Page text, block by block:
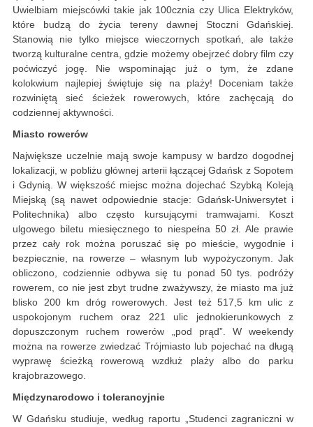
Uwielbiam miejscówki takie jak 100cznia czy Ulica Elektryków,
które budzą do życia tereny dawnej Stoczni Gdańskiej.
Stanowią nie tylko miejsce wieczornych spotkań, ale także
tworzą kulturalne centra, gdzie możemy obejrzeć dobry film czy
poćwiczyć jogę. Nie wspominając już o tym, że zdane
kolokwium najlepiej świętuje się na plaży! Doceniam także
rozwiniętą sieć ścieżek rowerowych, które zachęcają do
codziennej aktywności.
Miasto rowerów
Największe uczelnie mają swoje kampusy w bardzo dogodnej
lokalizacji, w pobliżu głównej arterii łączącej Gdańsk z Sopotem
i Gdynią. W większość miejsc można dojechać Szybką Koleją
Miejską (są nawet odpowiednie stacje: Gdańsk-Uniwersytet i
Politechnika) albo często kursującymi tramwajami. Koszt
ulgowego biletu miesięcznego to niespełna 50 zł. Ale prawie
przez cały rok można poruszać się po mieście, wygodnie i
bezpiecznie, na rowerze – własnym lub wypożyczonym. Jak
obliczono, codziennie odbywa się tu ponad 50 tys. podróży
rowerem, co nie jest zbyt trudne zważywszy, że miasto ma już
blisko 200 km dróg rowerowych. Jest też 517,5 km ulic z
uspokojonym ruchem oraz 221 ulic jednokierunkowych z
dopuszczonym ruchem rowerów „pod prąd”. W weekendy
można na rowerze zwiedzać Trójmiasto lub pojechać na długą
wyprawę ścieżką rowerową wzdłuż plaży albo do parku
krajobrazowego.
Międzynarodowo i tolerancyjnie
W Gdańsku studiuje, według raportu „Studenci zagraniczni w